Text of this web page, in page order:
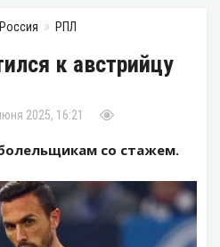
Россия РПЛ
к австрийцу
2025, 16:21
со стажем.